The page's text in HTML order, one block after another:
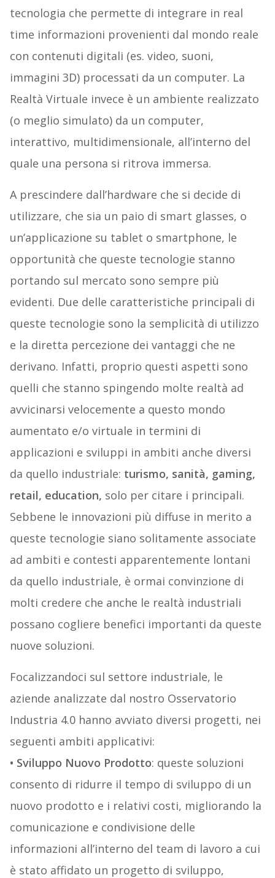
tecnologia che permette di integrare in real
time informazioni provenienti dal mondo reale
con contenuti digitali (es. video, suoni,
immagini 3D) processati da un computer. La
Realtà Virtuale invece è un ambiente realizzato
(o meglio simulato) da un computer,
interattivo, multidimensionale, all’interno del
quale una persona si ritrova immersa.
A prescindere dall’hardware che si decide di
utilizzare, che sia un paio di smart glasses, o
un’applicazione su tablet o smartphone, le
opportunità che queste tecnologie stanno
portando sul mercato sono sempre più
evidenti. Due delle caratteristiche principali di
queste tecnologie sono la semplicità di utilizzo
e la diretta percezione dei vantaggi che ne
derivano. Infatti, proprio questi aspetti sono
quelli che stanno spingendo molte realtà ad
avvicinarsi velocemente a questo mondo
aumentato e/o virtuale in termini di
applicazioni e sviluppi in ambiti anche diversi
da quello industriale: turismo, sanità, gaming,
retail, education, solo per citare i principali.
Sebbene le innovazioni più diffuse in merito a
queste tecnologie siano solitamente associate
ad ambiti e contesti apparentemente lontani
da quello industriale, è ormai convinzione di
molti credere che anche le realtà industriali
possano cogliere benefici importanti da queste
nuove soluzioni.
Focalizzandoci sul settore industriale, le
aziende analizzate dal nostro Osservatorio
Industria 4.0 hanno avviato diversi progetti, nei
seguenti ambiti applicativi:
• Sviluppo Nuovo Prodotto: queste soluzioni
consento di ridurre il tempo di sviluppo di un
nuovo prodotto e i relativi costi, migliorando la
comunicazione e condivisione delle
informazioni all’interno del team di lavoro a cui
è stato affidato un progetto di sviluppo,